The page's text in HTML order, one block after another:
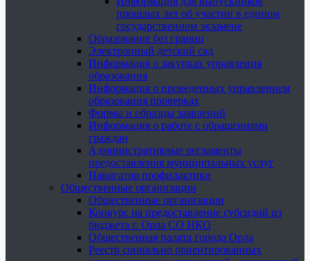
прошлых лет об участии в едином
государственном экзамене
Образование без границ
Электронный детский сад
Информация о закупках управления
образования
Информация о проведенных управлением
образования проверках
Формы и образцы заявлений
Информация о работе с обращениями
граждан
Административные регламенты
предоставления муниципальных услуг
Навигатор профилактики
Общественные организации
Общественные организации
Конкурс на предоставление субсидий из
бюджета г. Орла СО НКО
Общественная палата города Орла
Реестр социально ориентированных